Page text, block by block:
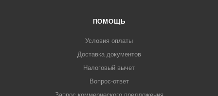
ПОМОЩЬ
Условия оплаты
Доставка документов
Налоговый вычет
Вопрос-ответ